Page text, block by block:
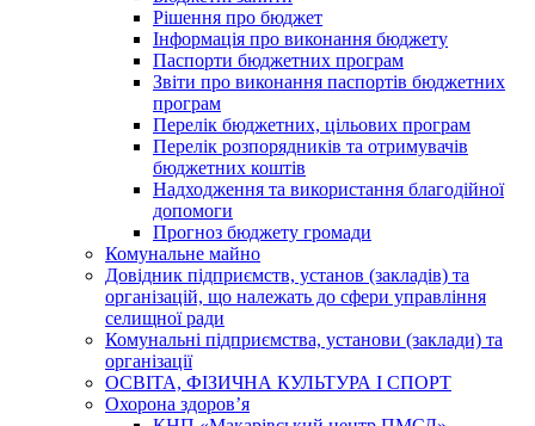
Рішення про бюджет
Інформація про виконання бюджету
Паспорти бюджетних програм
Звіти про виконання паспортів бюджетних
програм
Перелік бюджетних, цільових програм
Перелік розпорядників та отримувачів
бюджетних коштів
Надходження та використання благодійної
допомоги
Прогноз бюджету громади
Комунальне майно
Довідник підприємств, установ (закладів) та
організацій, що належать до сфери управління
селищної ради
Комунальні підприємства, установи (заклади) та
організації
ОСВІТА, ФІЗИЧНА КУЛЬТУРА І СПОРТ
Охорона здоров’я